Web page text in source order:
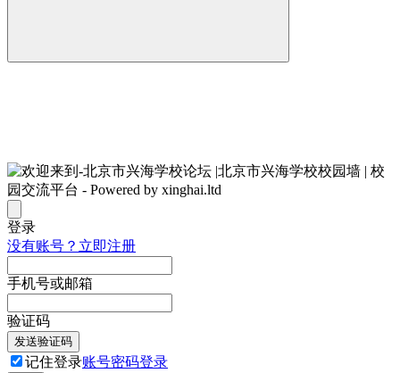
登录
没有账号？立即注册
手机号或邮箱
验证码
发送验证码
记住登录账号密码登录